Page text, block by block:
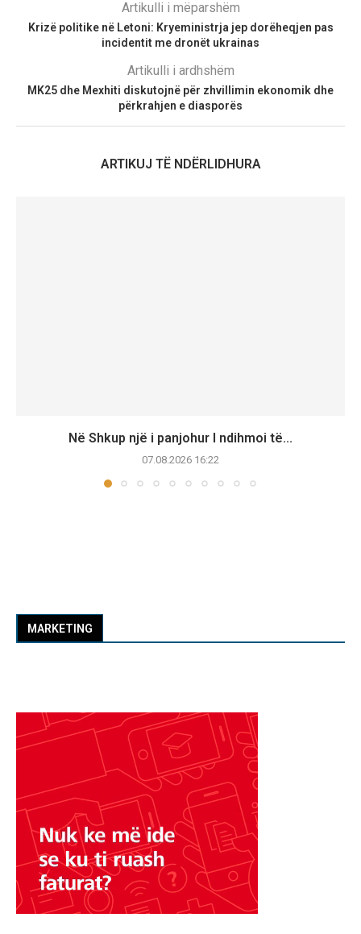
Artikulli i mëparshëm
Krizë politike në Letoni: Kryeministrja jep dorëheqjen pas
incidentit me dronët ukrainas
Artikulli i ardhshëm
MK25 dhe Mexhiti diskutojnë për zhvillimin ekonomik dhe
përkrahjen e diasporës
ARTIKUJ TË NDËRLIDHURA
Në Shkup një i panjohur I ndihmoi të...
07.08.2026 16:22
MARKETING